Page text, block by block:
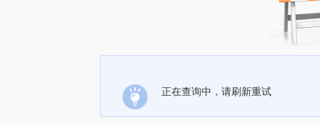
正在查询中，请刷新重试